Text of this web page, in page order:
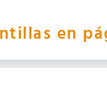
en